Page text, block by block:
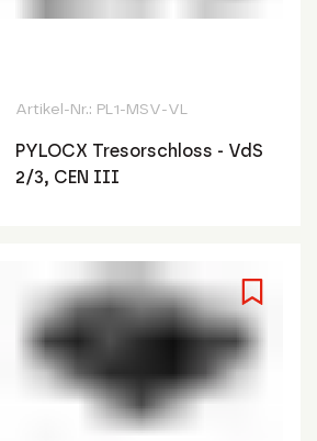
Artikel-Nr.: PL1-MSV-VL
PYLOCX Tresorschloss - VdS
2/3, CEN III